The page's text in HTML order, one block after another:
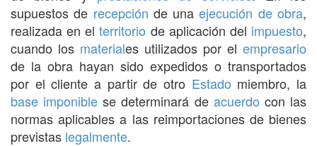
supuestos de recepción de unaejecución de obra,
realizada en elterritorio de aplicación del impuesto,
cuando los materiales utilizados por el empresario
de la obra hayan sido expedidos o transportados
por el cliente a partir de otro Estado miembro, la
base imponible se determinará de acuerdo con las
normas aplicables a las reimportaciones de bienes
previstas legalmente.